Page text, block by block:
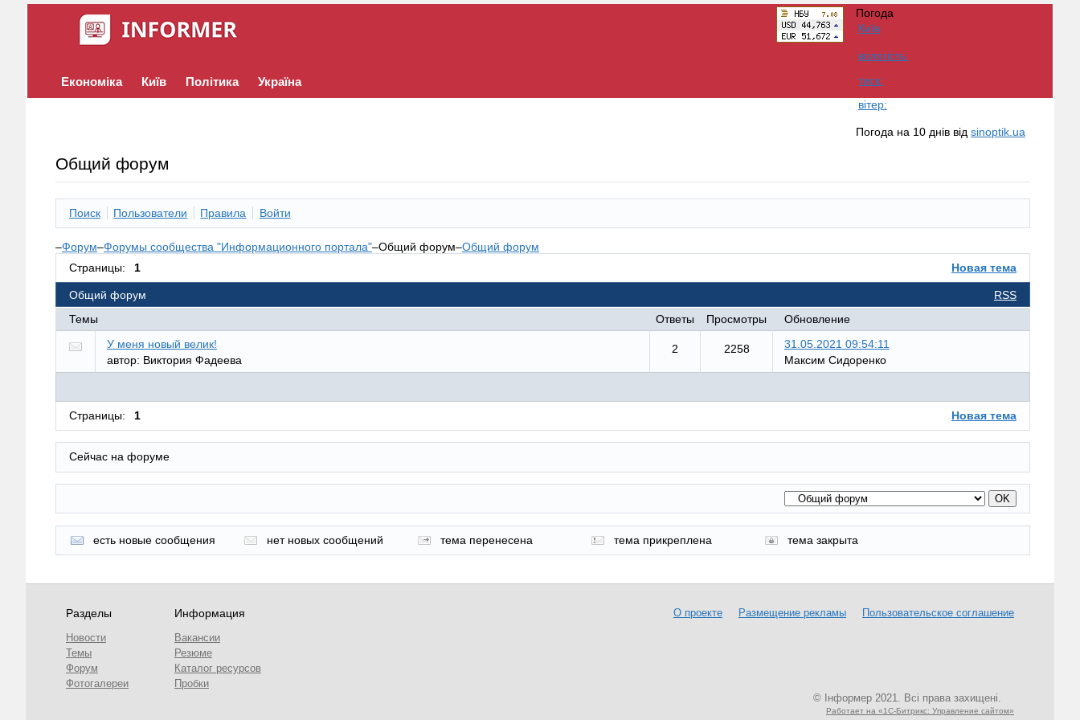
Економіка Київ Політика Україна
Погода
Київ
вологість:
тиск:
вітер:
Погода на 10 днів від sinoptik.ua
Общий форум
Поиск Пользователи Правила Войти
–Форум–Форумы сообщества "Информационного портала"–Общий форум–Общий форум
Страницы:
1 Новая тема
RSS
Общий форум
Темы
Ответы Просмотры
Обновление
У меня новый велик!
автор: Виктория Фадеева
2 2258
31.05.2021 09:54:11
Максим Сидоренко
Страницы: 1 Новая тема
Сейчас на форуме
есть новые сообщения нет новых сообщений тема перенесена тема прикреплена тема закрыта
Разделы
Новости
Темы
Форум
Фотогалереи
Информация
Вакансии
Резюме
Каталог ресурсов
Пробки
О проекте Размещение рекламы Пользовательское соглашение
© Інформер 2021. Всі права захищені.
Работает на «1С-Битрикс: Управление сайтом»